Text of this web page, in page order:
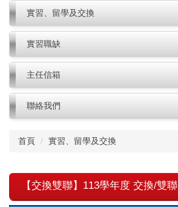
實習、留學及交換
實習職缺
主任信箱
聯絡我們
首頁 實習、留學及交換
【交換雙聯】113學年度 交換/雙聯